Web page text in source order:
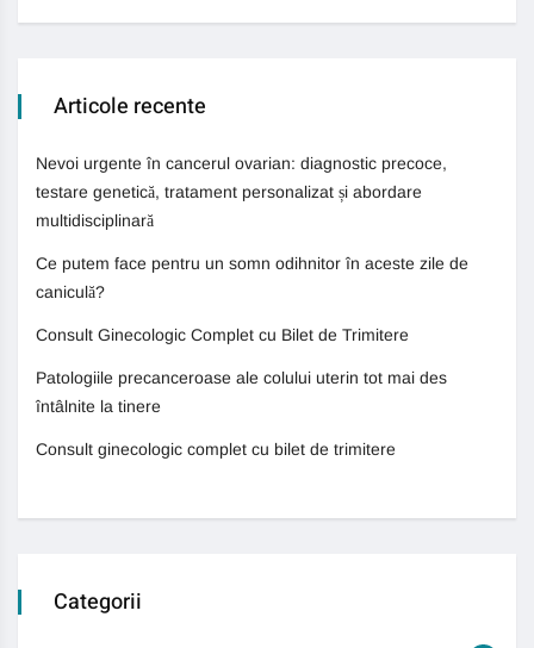
Articole recente
Nevoi urgente în cancerul ovarian: diagnostic precoce,
testare genetică, tratament personalizat și abordare
multidisciplinară
Ce putem face pentru un somn odihnitor în aceste zile de
caniculă?
Consult Ginecologic Complet cu Bilet de Trimitere
Patologiile precanceroase ale colului uterin tot mai des
întâlnite la tinere
Consult ginecologic complet cu bilet de trimitere
Categorii